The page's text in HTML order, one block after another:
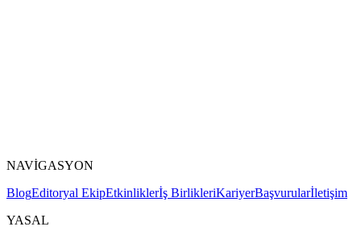
NAVİGASYON
BlogEditoryal EkipEtkinliklerİş BirlikleriKariyerBaşvurularİletişim
YASAL